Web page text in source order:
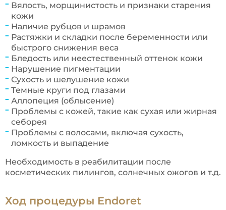
Вялость, морщинистость и признаки старения
кожи
Наличие рубцов и шрамов
Растяжки и складки после беременности или
быстрого снижения веса
Бледость или неестественный оттенок кожи
Нарушение пигментации
Сухость и шелушение кожи
Темные круги под глазами
Аллопеция (облысение)
Проблемы с кожей, такие как сухая или жирная
себорея
Проблемы с волосами, включая сухость,
ломкость и выпадение
Необходимость в реабилитации после
косметических пилингов, солнечных ожогов и т.д.
Ход процедуры Endoret